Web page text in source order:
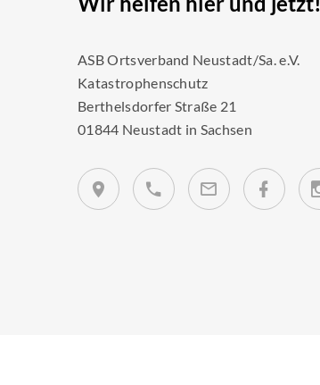
ASB Ortsverband Neustadt/Sa. e.V.
Katastrophenschutz
Berthelsdorfer Straße 21
01844 Neustadt in Sachsen